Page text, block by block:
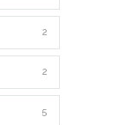
2
2
5